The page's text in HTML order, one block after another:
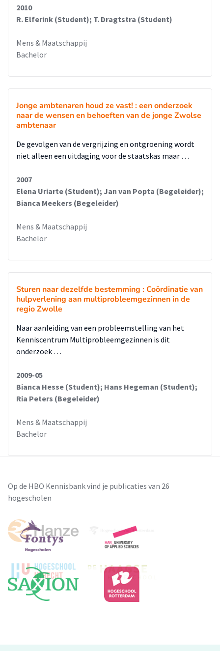
2010
R. Elferink (Student); T. Dragtstra (Student)
Mens & Maatschappij
Bachelor
Jonge ambtenaren houd ze vast! : een onderzoek
naar de wensen en behoeften van de jonge Zwolse
ambtenaar
De gevolgen van de vergrijzing en ontgroening wordt
niet alleen een uitdaging voor de staatskas maar …
2007
Elena Uriarte (Student); Jan van Popta (Begeleider);
Bianca Meekers (Begeleider)
Mens & Maatschappij
Bachelor
Sturen naar dezelfde bestemming : Coördinatie van
hulpverlening aan multiprobleemgezinnen in de
regio Zwolle
Naar aanleiding van een probleemstelling van het
Kenniscentrum Multiprobleemgezinnen is dit
onderzoek …
2009-05
Bianca Hesse (Student); Hans Hegeman (Student);
Ria Peters (Begeleider)
Mens & Maatschappij
Bachelor
Op de HBO Kennisbank vind je publicaties van 26
hogescholen